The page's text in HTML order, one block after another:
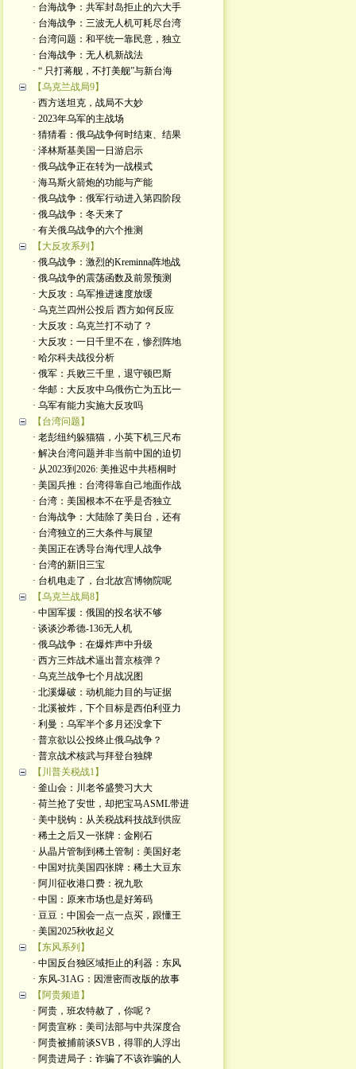
· 台海战争：共军封岛拒止的六大手
· 台海战争：三波无人机可耗尽台湾
· 台湾问题：和平统一靠民意，独立
· 台海战争：无人机新战法
· “ 只打蒋舰，不打美舰”与新台海
【乌克兰战局9】
· 西方送坦克，战局不大妙
· 2023年乌军的主战场
· 猜猜看：俄乌战争何时结束、结果
· 泽林斯基美国一日游启示
· 俄乌战争正在转为一战模式
· 海马斯火箭炮的功能与产能
· 俄乌战争：俄军行动进入第四阶段
· 俄乌战争：冬天来了
· 有关俄乌战争的六个推测
【大反攻系列】
· 俄乌战争：激烈的Kreminna阵地战
· 俄乌战争的震荡函数及前景预测
· 大反攻：乌军推进速度放缓
· 乌克兰四州公投后 西方如何反应
· 大反攻：乌克兰打不动了？
· 大反攻：一日千里不在，惨烈阵地
· 哈尔科夫战役分析
· 俄军：兵败三千里，退守顿巴斯
· 华邮：大反攻中乌俄伤亡为五比一
· 乌军有能力实施大反攻吗
【台湾问题】
· 老彭纽约躲猫猫，小英下机三尺布
· 解决台湾问题并非当前中国的迫切
· 从2023到2026: 美推迟中共梧桐时
· 美国兵推：台湾得靠自己地面作战
· 台湾：美国根本不在乎是否独立
· 台海战争：大陆除了美日台，还有
· 台湾独立的三大条件与展望
· 美国正在诱导台海代理人战争
· 台湾的新旧三宝
· 台机电走了，台北故宫博物院呢
【乌克兰战局8】
· 中国军援：俄国的投名状不够
· 谈谈沙希德-136无人机
· 俄乌战争：在爆炸声中升级
· 西方三炸战术逼出普京核弹？
· 乌克兰战争七个月战况图
· 北溪爆破：动机能力目的与证据
· 北溪被炸，下个目标是西伯利亚力
· 利曼：乌军半个多月还没拿下
· 普京欲以公投终止俄乌战争？
· 普京战术核武与拜登台独牌
【川普关税战1】
· 釜山会：川老爷盛赞习大大
· 荷兰抢了安世，却把宝马ASML带进
· 美中脱钩：从关税战科技战到供应
· 稀土之后又一张牌：金刚石
· 从晶片管制到稀土管制：美国好老
· 中国对抗美国四张牌：稀土大豆东
· 阿川征收港口费：祝九歌
· 中国：原来市场也是好筹码
· 豆豆：中国会一点一点买，跟懂王
· 美国2025秋收起义
【东风系列】
· 中国反台独区域拒止的利器：东风
· 东风-31AG：因泄密而改版的故事
【阿贵频道】
· 阿贵，班农特赦了，你呢？
· 阿贵宣称：美司法部与中共深度合
· 阿贵被捕前谈SVB，得罪的人浮出
· 阿贵进局子：诈骗了不该诈骗的人